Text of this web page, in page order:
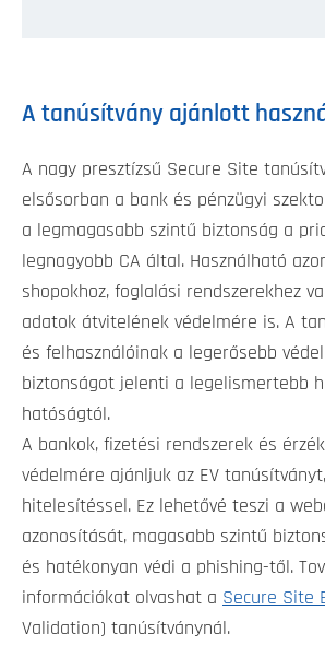
A tanúsítvány ajánlott
A nagy presztízsű Secure Site
elsősorban a bank és pénzügyi
a legmagasabb szintű biztonság a
legnagyobb CA által. Használható
shopokhoz, foglalási rendszerekhez
adatok átvitelének védelmére is. A
és felhasználóinak a legerősebb
biztonságot jelenti a legelismertebb
hatóságtól.
A bankok, fizetési rendszerek és
védelmére ajánljuk az EV
hitelesítéssel. Ez lehetővé teszi a
azonosítását, magasabb szintű
és hatékonyan védi a phishing-től.
információkat olvashat a Secure Site
Validation) tanúsítványnál.